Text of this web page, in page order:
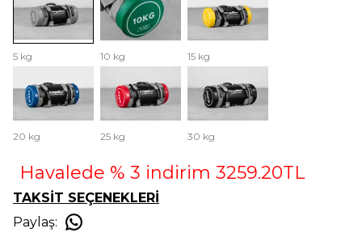
5 kg 10 kg 15 kg
20 kg 25 kg 30 kg
Havalede % 3 indirim 3259.20TL
TAKSİT SEÇENEKLERİ
Paylaş: